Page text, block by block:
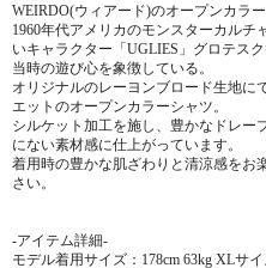
WEIRDO(ウィアード)のオープンカラー
1960年代アメリカのモンスターカルチ
いキャラクター「UGLIES」グロテス
当時の遊び心を象徴している。
オリジナルのレーヨンブロード生地に
エットのオープンカラーシャツ。
シルケット加工を施し、豊かなドレー
にない素材感に仕上がっています。
着用時の豊かな肌ざわりと清涼感をお
さい。
-アイテム詳細-
モデル着用サイズ：178cm 63kg XLサイ